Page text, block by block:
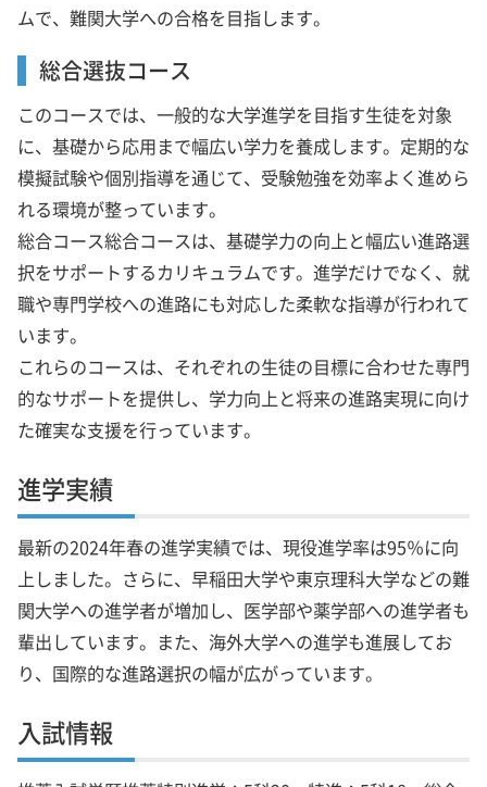
ムで、難関大学への合格を目指します。
総合選抜コース
このコースでは、一般的な大学進学を目指す生徒を対象
に、基礎から応用まで幅広い学力を養成します。定期的な
模擬試験や個別指導を通じて、受験勉強を効率よく進めら
れる環境が整っています。
総合コース総合コースは、基礎学力の向上と幅広い進路選
択をサポートするカリキュラムです。進学だけでなく、就
職や専門学校への進路にも対応した柔軟な指導が行われて
います。
これらのコースは、それぞれの生徒の目標に合わせた専門
的なサポートを提供し、学力向上と将来の進路実現に向け
た確実な支援を行っています。
進学実績
最新の2024年春の進学実績では、現役進学率は95％に向
上しました。さらに、早稲田大学や東京理科大学などの難
関大学への進学者が増加し、医学部や薬学部への進学者も
輩出しています。また、海外大学への進学も進展してお
り、国際的な進路選択の幅が広がっています。
入試情報